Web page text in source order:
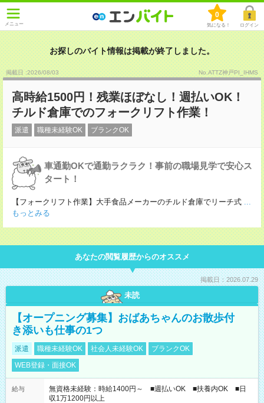
メニュー
0
気になる！ ログイン
お探しのバイト情報は掲載が終了しました。
掲載日 :2026/08/03 No.ATTZ神戸PI_IHMS
高時給1500円！残業ほぼなし！週払いOK！
チルド倉庫でのフォークリフト作業！
派遣 職種未経験OK ブランクOK
車通勤OKで通勤ラクラク！事前の職場見学で安心ス
タート！
【フォークリフト作業】大手食品メーカーのチルド倉庫でリーチ式 ...
もっとみる
あなたの閲覧履歴からのオススメ
掲載日：2026.07.29
未読
【オープニング募集】おばあちゃんのお散歩付
き添いも仕事の1つ
派遣 職種未経験OK 社会人未経験OK
ブランクOK
WEB登録・面接OK
給与
無資格未経験：時給1400円～ ■週払いOK ■扶養内OK ■日
収1万1200円以上